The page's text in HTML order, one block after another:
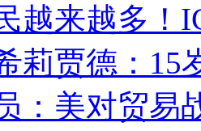
越来越多！
莉贾德：15
：美对贸易